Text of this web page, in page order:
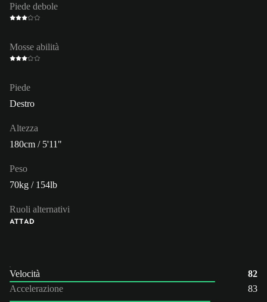
Piede debole
Mosse abilità
Piede
Destro
Altezza
180cm / 5'11"
Peso
70kg / 154lb
Ruoli alternativi
ATTAD
Velocità
82
Accelerazione
83